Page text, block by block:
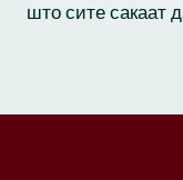
што сите сакаат